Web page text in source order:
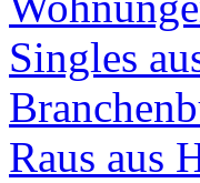
Singles
Raus aus